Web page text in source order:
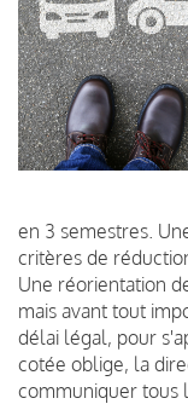
en 3 semestres.
critères de
Une réorientation
mais avant tout
délai légal, pour
cotée oblige, la
communiquer tous